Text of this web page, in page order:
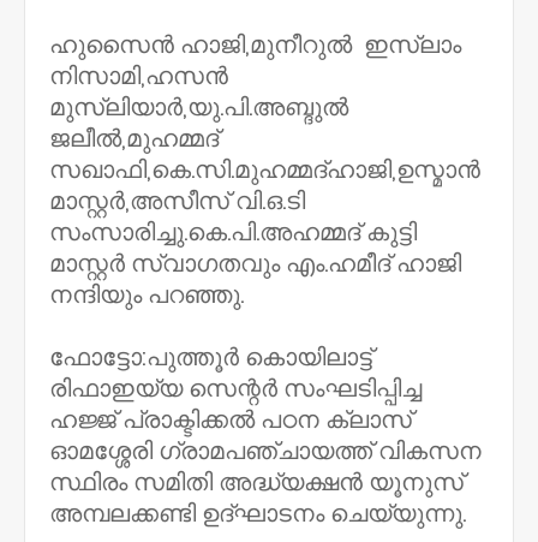
ഹുസൈൻ ഹാജി,മുനീറുൽ ഇസ്‌ലാം
നിസാമി,ഹസൻ
മുസ്‌ലിയാർ,യു.പി.അബ്ദുൽ
ജലീൽ,മുഹമ്മദ്
സഖാഫി,കെ.സി.മുഹമ്മദ്ഹാജി,ഉസ്മാൻ
മാസ്റ്റർ,അസീസ് വി.ഒ.ടി
സംസാരിച്ചു.കെ.പി.അഹമ്മദ് കുട്ടി
മാസ്റ്റർ സ്വാഗതവും എം.ഹമീദ് ഹാജി
നന്ദിയും പറഞ്ഞു.
ഫോട്ടോ:പുത്തൂർ കൊയിലാട്ട്‌
രിഫാഇയ്യ സെന്റർ സംഘടിപ്പിച്ച
ഹജ്ജ് പ്രാക്ടിക്കൽ പഠന ക്ലാസ്
ഓമശ്ശേരി ഗ്രാമപഞ്ചായത്ത് വികസന
സ്ഥിരം സമിതി അദ്ധ്യക്ഷൻ യൂനുസ്
അമ്പലക്കണ്ടി ഉദ്ഘാടനം ചെയ്യുന്നു.